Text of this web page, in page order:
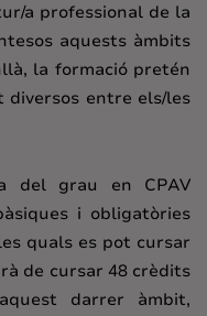
a professional de la
aquests àmbits
la formació pretén
entre els/les
del grau en CPAV
i obligatòries
quals es pot cursar
de cursar 48 crèdits
darrer àmbit,